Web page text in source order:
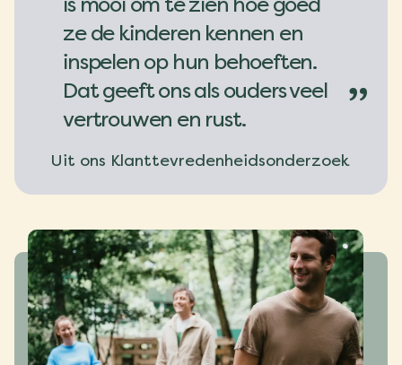
Uit ons Klanttevredenheidsonderzoek
ze de kinderen kennen en
inspelen op hun behoeften.
Dat geeft ons als ouders veel
vertrouwen en rust.
”